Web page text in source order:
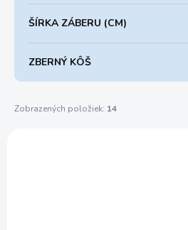
ŠÍRKA ZÁBERU (CM)
ZBERNÝ KÔŠ
Zobrazených položiek: 14